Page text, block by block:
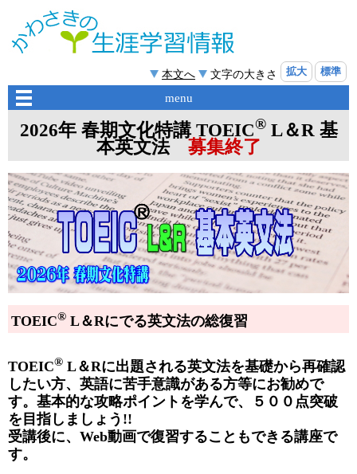
本文へ 文字の大きさ 拡大 標準
menu
2026年 春期文化特講 TOEIC®L＆R 基
本英文法 募集終了
TOEIC® L＆Rにでる英文法の総復習
TOEIC® L＆Rに出題される英文法を基礎から再確認
したい方、英語に苦手意識がある方等にお勧めで
す。基本的な攻略ポイントを学んで、５００点突破
を目指しましょう!!
受講後に、Web動画で復習することもできる講座で
す。